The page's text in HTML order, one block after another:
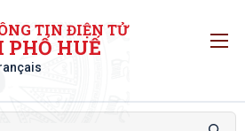
TIN ĐIỆN TỬ
HUẾ